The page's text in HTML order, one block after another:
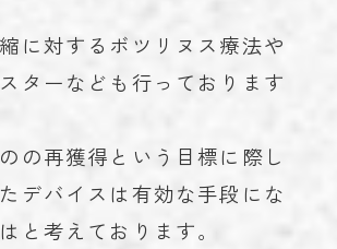
に対するボツリヌス療法や
ターなども行っております
の再獲得という目標に際し
デバイスは有効な手段にな
と考えております。